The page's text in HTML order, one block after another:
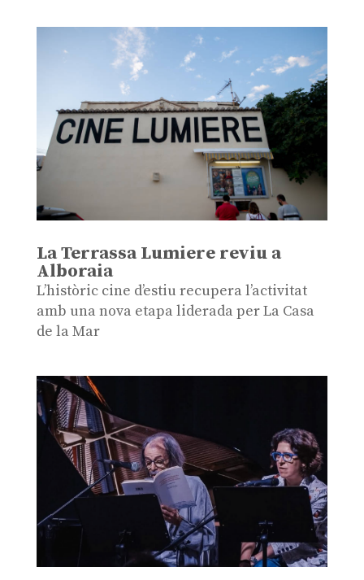
La Terrassa Lumiere reviu a
Alboraia
L’històric cine d’estiu recupera l’activitat
amb una nova etapa liderada per La Casa
de la Mar